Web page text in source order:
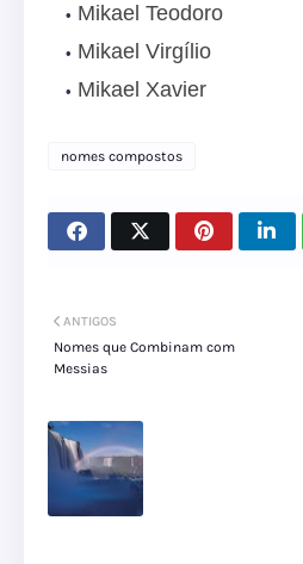
Mikael Teodoro
Mikael Virgílio
Mikael Xavier
nomes compostos
ANTIGOS
Nomes que Combinam com
Messias